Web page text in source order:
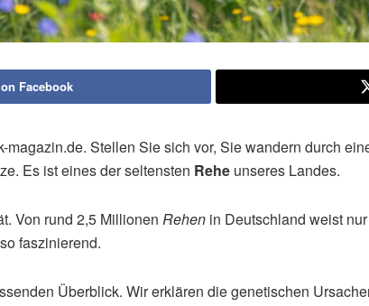
Facebook
Stellen Sie sich vor, Sie wandern durch
Es ist eines der seltensten Rehe unseres Landes.
Von rund 2,5 Millionen Rehen in Deutschland weist
so faszinierend.
Überblick. Wir erklären die genetischen